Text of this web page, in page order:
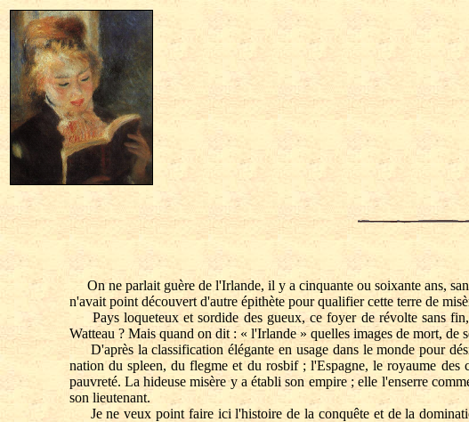
On ne parlait guère de l'Irlande, il y a cinquante ou soixante ans,
n'avait point découvert d'autre épithète pour qualifier cette terre de
Pays loqueteux et sordide des gueux, ce foyer de révolte sans
Watteau ? Mais quand on dit : « l'Irlande » quelles images de mort, de
D'après la classification élégante en usage dans le monde pour
nation du spleen, du flegme et du rosbif ; l'Espagne, le royaume des
pauvreté. La hideuse misère y a établi son empire ; elle l'enserre
son lieutenant.
Je ne veux point faire ici l'histoire de la conquête et de la